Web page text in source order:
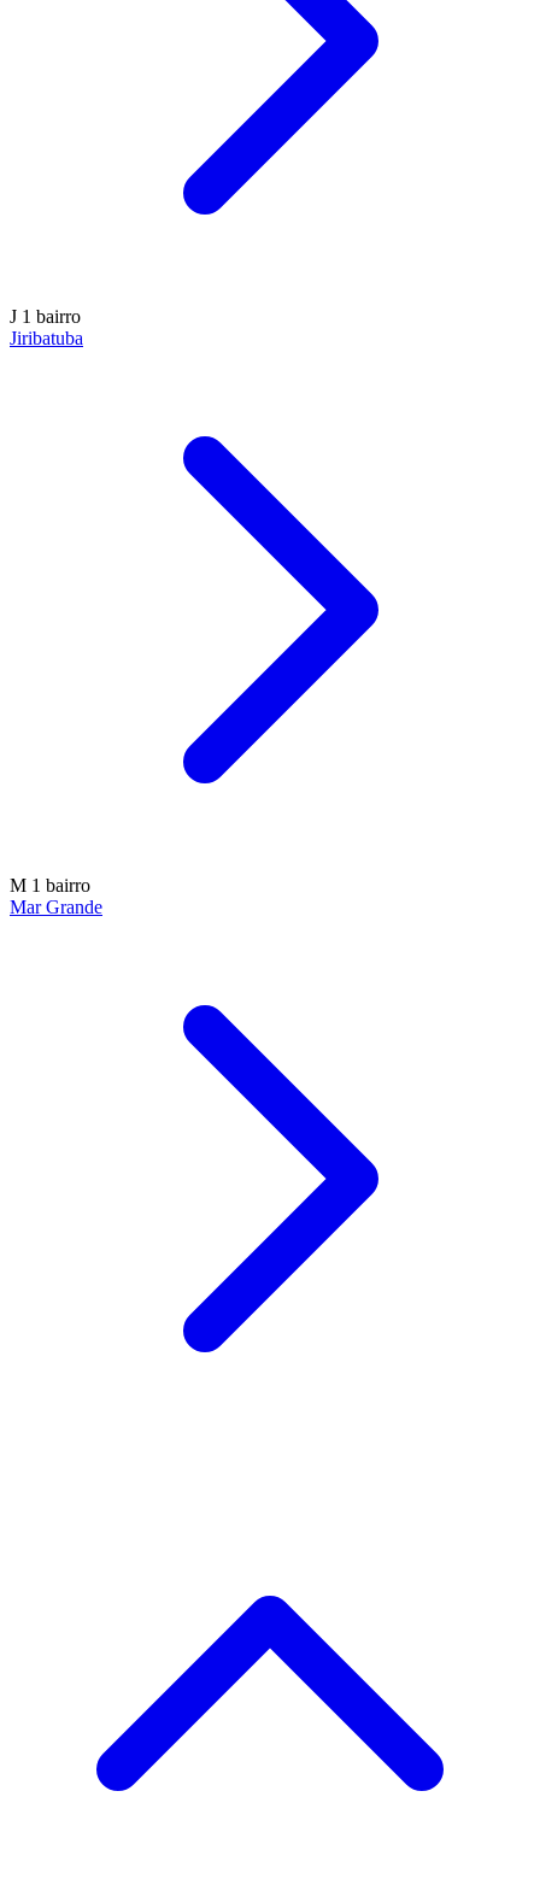
J 1 bairro
Jiribatuba
M 1 bairro
Mar Grande